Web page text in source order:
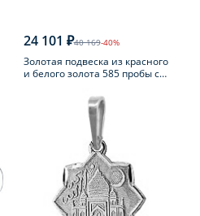
24 101 ₽40 169-40%
Золотая подвеска из красного
и белого золота 585 пробы с